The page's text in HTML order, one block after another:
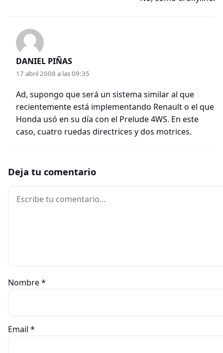
DANIEL PIÑAS
17 abril 2008 a las 09:35
Ad, supongo que será un sistema similar al que
recientemente está implementando Renault o el que
Honda usó en su día con el Prelude 4WS. En este
caso, cuatro ruedas directrices y dos motrices.
Deja tu comentario
Comentario
Nombre*
Email *